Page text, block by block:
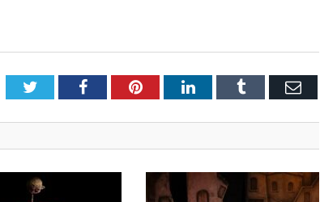
TwitterFacebookPinterestLinkedInTumblr E-